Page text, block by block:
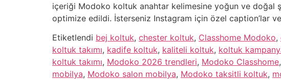
içeriği Modoko koltuk anahtar kelimesine yoğun ve doğal
optimize edildi. İsterseniz Instagram için özel caption’lar
Etiketlendi bej koltuk, chester koltuk, Classhome Modoko,
koltuk takımı, kadife koltuk, kaliteli koltuk, koltuk
koltuk takımı, Modoko 2026 trendleri, Modoko Classhome,
mobilya, Modoko salon mobilya, Modoko taksitli koltuk,